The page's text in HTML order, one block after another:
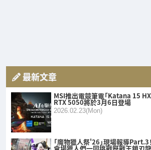
最新文章
MSI推出電競筆電「Katana 15
RTX 5050將於3月6日登場
2026.02.23(Mon)
「魔物獵人祭'26」現場報導Part.3